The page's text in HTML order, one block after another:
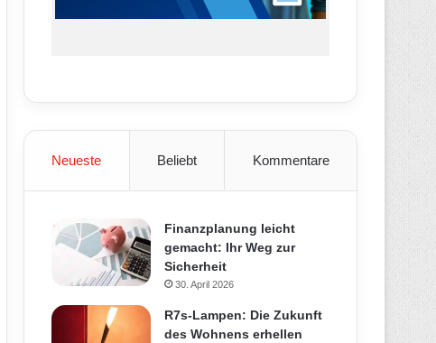
Neueste Beliebt Kommentare
Finanzplanung leicht
gemacht: Ihr Weg zur
Sicherheit
30. April 2026
R7s-Lampen: Die Zukunft
des Wohnens erhellen